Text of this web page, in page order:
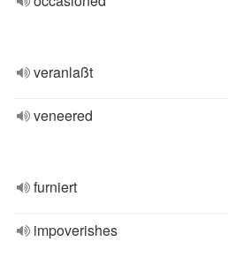
veranlaßt
veneered
furniert
impoverishes